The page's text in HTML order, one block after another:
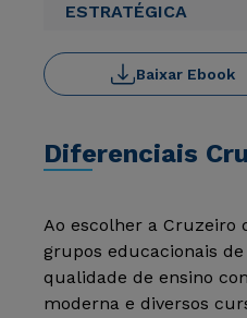
ESTRATÉGICA
Baixar Ebook
Diferenciais
Ao escolher a Cruzeiro
grupos educacionais
qualidade de ensino
moderna e diversos